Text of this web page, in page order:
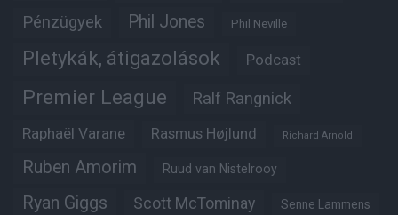
Pénzügyek Phil Jones Phil Neville
Pletykák, átigazolások Podcast
Premier League Ralf Rangnick
Raphaël Varane Rasmus Højlund Richard Arnold
Ruben Amorim Ruud van Nistelrooy
Ryan Giggs Scott McTominay Senne Lammens